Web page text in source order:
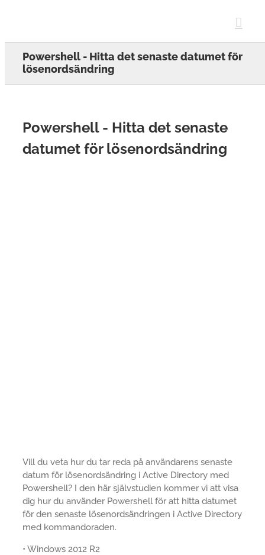
Powershell - Hitta det senaste datumet för
lösenordsändring
Powershell - Hitta det senaste
datumet för lösenordsändring
Vill du veta hur du tar reda på användarens senaste
datum för lösenordsändring i Active Directory med
Powershell? I den här självstudien kommer vi att visa
dig hur du använder Powershell för att hitta datumet
för den senaste lösenordsändringen i Active Directory
med kommandoraden.
• Windows 2012 R2